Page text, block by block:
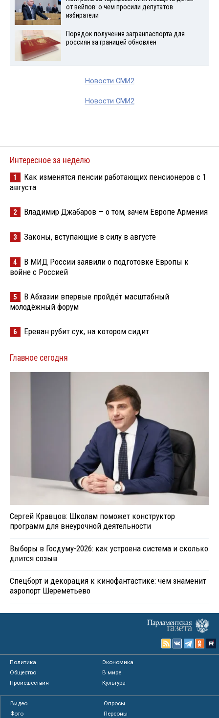
от вейпов: о чем просили депутатов
избиратели
Порядок получения загранпаспорта для
россиян за границей обновлен
Новости СМИ2
Новости СМИ2
Интересное за неделю
1
Как изменятся пенсии работающих пенсионеров с 1
августа
2 Владимир Джабаров — о том, зачем Европе Армения
3 Законы, вступающие в силу в августе
4
В МИД России заявили о подготовке Европы к
войне с Россией
5
В Абхазии впервые пройдёт масштабный
молодёжный форум
6 Ереван рубит сук, на котором сидит
Главное сегодня
Сергей Кравцов: Школам поможет конструктор
программ для внеурочной деятельности
Выборы в Госдуму-2026: как устроена система и сколько
длится созыв
Спецборт и декорация к кинофантастике: чем знаменит
аэропорт Шереметьево
Политика
Экономика
Общество
В мире
Происшествия
Культура
Видео
Опросы
Фото
Персоны